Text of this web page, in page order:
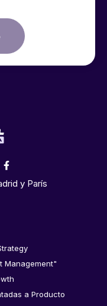
y París
Management"
a Producto